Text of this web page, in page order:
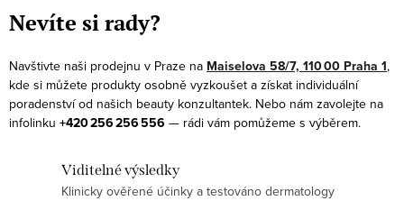
c
í
p
r
v
k
á
k
o
v
Nevíte si rady?
Navštivte naši prodejnu v Praze na Maiselova 58/7, 110 00 Praha 1,
kde si můžete produkty osobně vyzkoušet a získat individuální
poradenství od našich beauty konzultantek. Nebo nám zavolejte na
infolinku +420 256 256 556 — rádi vám pomůžeme s výběrem.
Viditelné výsledky
Klinicky ověřené účinky a testováno dermatology